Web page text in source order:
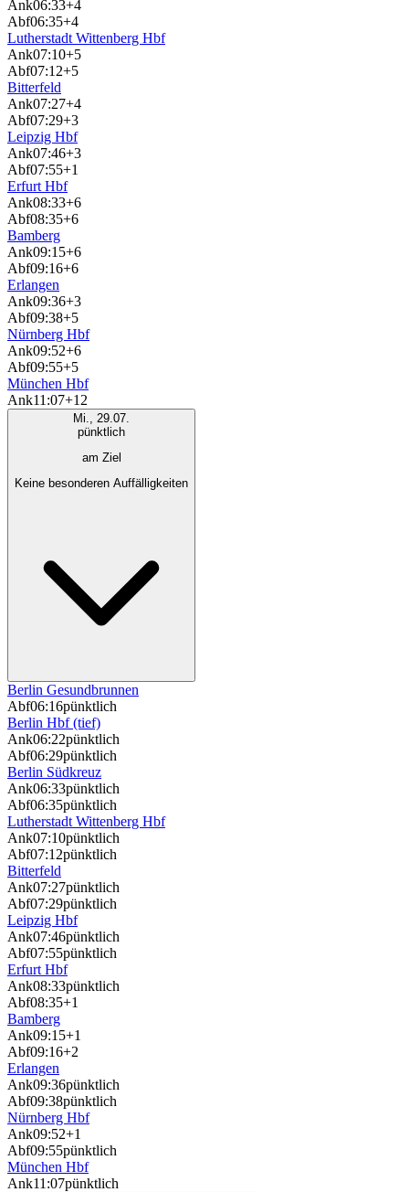
Ank06:33+4
Abf06:35+4
Lutherstadt Wittenberg Hbf
Ank07:10+5
Abf07:12+5
Bitterfeld
Ank07:27+4
Abf07:29+3
Leipzig Hbf
Ank07:46+3
Abf07:55+1
Erfurt Hbf
Ank08:33+6
Abf08:35+6
Bamberg
Ank09:15+6
Abf09:16+6
Erlangen
Ank09:36+3
Abf09:38+5
Nürnberg Hbf
Ank09:52+6
Abf09:55+5
München Hbf
Ank11:07+12
Mi., 29.07.
pünktlich
am Ziel
Keine besonderen Auffälligkeiten
Berlin Gesundbrunnen
Abf06:16pünktlich
Berlin Hbf (tief)
Ank06:22pünktlich
Abf06:29pünktlich
Berlin Südkreuz
Ank06:33pünktlich
Abf06:35pünktlich
Lutherstadt Wittenberg Hbf
Ank07:10pünktlich
Abf07:12pünktlich
Bitterfeld
Ank07:27pünktlich
Abf07:29pünktlich
Leipzig Hbf
Ank07:46pünktlich
Abf07:55pünktlich
Erfurt Hbf
Ank08:33pünktlich
Abf08:35+1
Bamberg
Ank09:15+1
Abf09:16+2
Erlangen
Ank09:36pünktlich
Abf09:38pünktlich
Nürnberg Hbf
Ank09:52+1
Abf09:55pünktlich
München Hbf
Ank11:07pünktlich